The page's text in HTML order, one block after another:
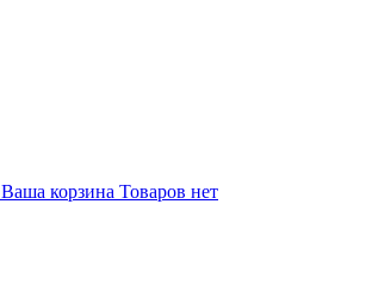
Ваша корзина Товаров нет